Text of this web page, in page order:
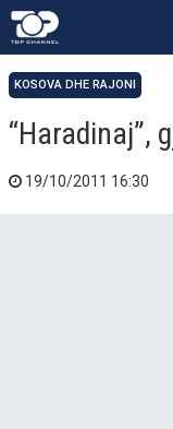
KOSOVA DHE RAJONI
“Haradinaj”,
19/10/2011 16:30